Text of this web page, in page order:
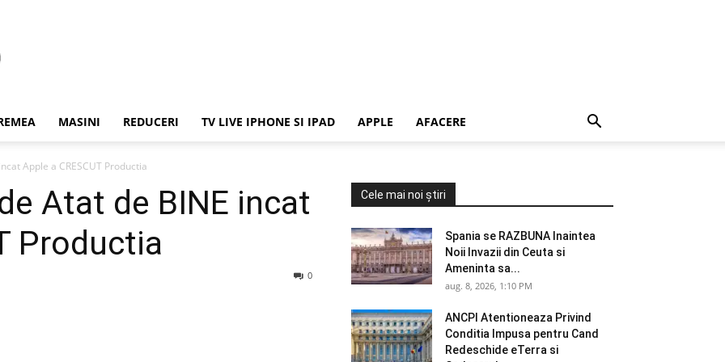
MASINI REDUCERI TV LIVE IPHONE SI IPAD APPLE AFACERE
Apple a CRESCUT Productia
Atat de BINE incat
Productia
0
Cele mai noi știri
Spania se RAZBUNA Inaintea
Noii Invazii din Ceuta si
Ameninta sa...
aug. 8, 2026, 1:10 PM
ANCPI Atentioneaza Privind
Conditia Impusa pentru Cand
Redeschide eTerra si